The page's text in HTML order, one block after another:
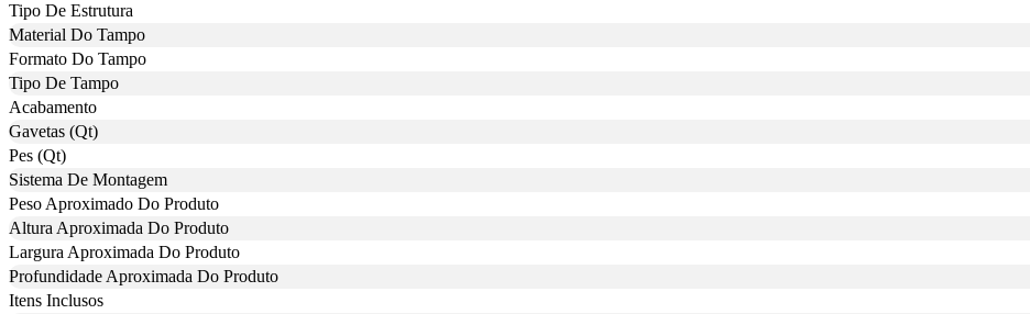
Tipo De Estrutura
Material Do Tampo
Formato Do Tampo
Tipo De Tampo
Acabamento
Gavetas (Qt)
Pes (Qt)
Sistema De Montagem
Peso Aproximado Do Produto
Altura Aproximada Do Produto
Largura Aproximada Do Produto
Profundidade Aproximada Do Produto
Itens Inclusos